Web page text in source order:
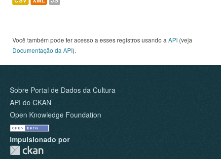
Você também pode ter acesso a esses registros usando a API (veja
Documentação da API).
Sobre Portal de Dados da Cultura
API do CKAN
Open Knowledge Foundation
Impulsionado por